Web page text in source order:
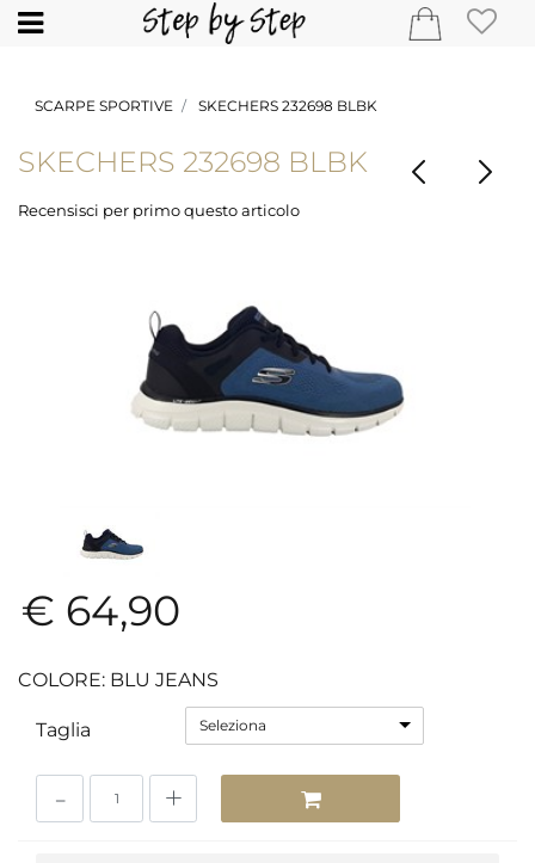
Open
SCARPE SPORTIVE SKECHERS 232698 BLBK
SKECHERS 232698 BLBK
Recensisci per primo questo articolo
€ 64,90
COLORE: BLU JEANS
Taglia Seleziona